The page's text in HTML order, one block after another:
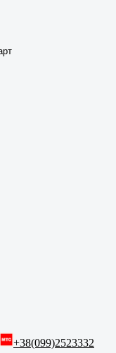
+38(099)2523332